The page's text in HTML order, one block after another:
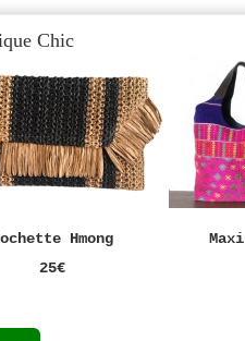
Chic
Hmong
25€